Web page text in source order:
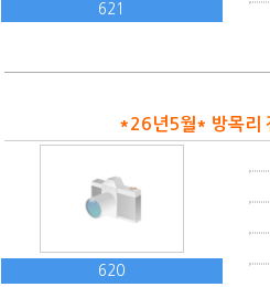
621
*26년5월* 방목리
620